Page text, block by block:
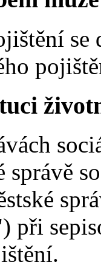
správě
při